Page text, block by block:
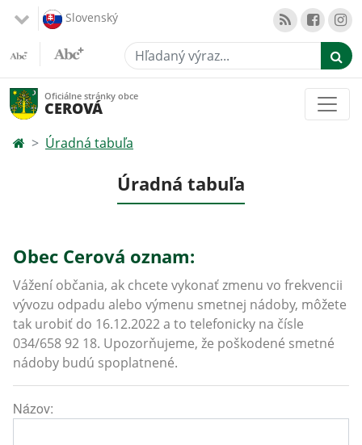
Slovenský
Hľadaný výraz...
Oficiálne stránky obce
CEROVÁ
Úradná tabuľa
Úradná tabuľa
Obec Cerová oznam:
Vážení občania, ak chcete vykonať zmenu vo frekvencii
vývozu odpadu alebo výmenu smetnej nádoby, môžete
tak urobiť do 16.12.2022 a to telefonicky na čísle
034/658 92 18. Upozorňujeme, že poškodené smetné
nádoby budú spoplatnené.
Názov: